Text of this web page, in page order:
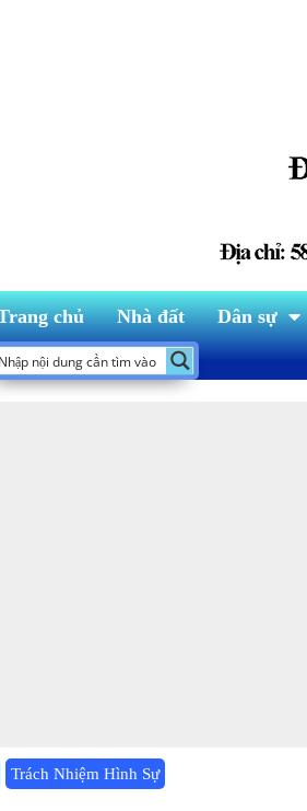
chủ Nhà đất Dân sự
Trách Nhiệm Hình Sự